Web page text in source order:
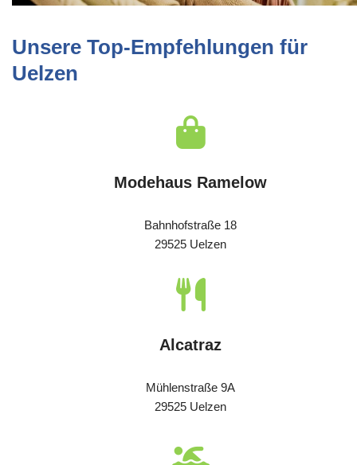
Unsere Top-Empfehlungen für
Uelzen
Modehaus Ramelow
Bahnhofstraße 18
29525 Uelzen
Alcatraz
Mühlenstraße 9A
29525 Uelzen